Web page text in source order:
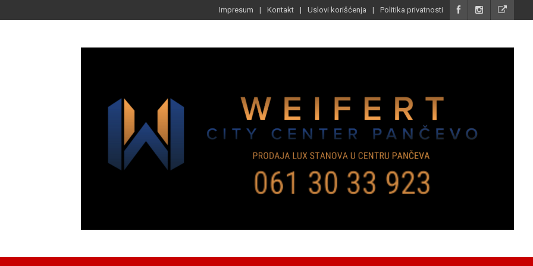
Impresum Kontakt Uslovi korišćenja Politika privatnosti